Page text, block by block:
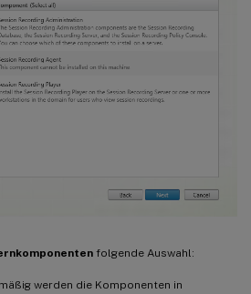
folgende Auswahl:
werden die Komponenten in